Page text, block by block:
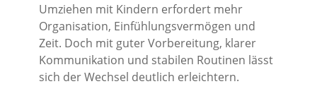
Umziehen mit Kindern erfordert mehr
Organisation, Einfühlungsvermögen und
Zeit. Doch mit guter Vorbereitung, klarer
Kommunikation und stabilen Routinen lässt
sich der Wechsel deutlich erleichtern.